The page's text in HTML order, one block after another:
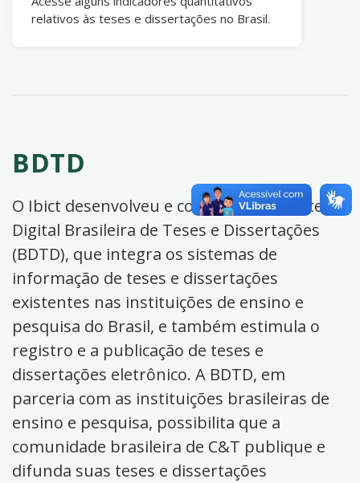
relativos às teses e dissertações no Brasil.
BDTD
O Ibict desenvolveu e coordena a Biblioteca
Digital Brasileira de Teses e Dissertações
(BDTD), que integra os sistemas de
informação de teses e dissertações
existentes nas instituições de ensino e
pesquisa do Brasil, e também estimula o
registro e a publicação de teses e
dissertações eletrônico. A BDTD, em
parceria com as instituições brasileiras de
ensino e pesquisa, possibilita que a
comunidade brasileira de C&T publique e
difunda suas teses e dissertações